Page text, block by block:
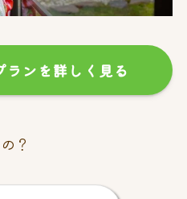
ランを詳しく見る
？